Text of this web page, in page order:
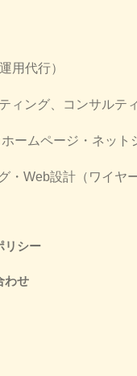
用代行）
ィング、コンサルテ
ームページ・ネット
・Web設計（ワイヤ
リシー
わせ